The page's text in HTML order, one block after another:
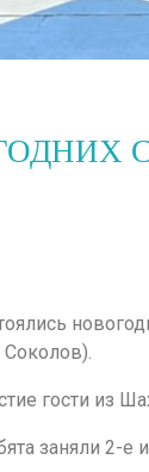
Соколов).
гости из
заняли 2-е